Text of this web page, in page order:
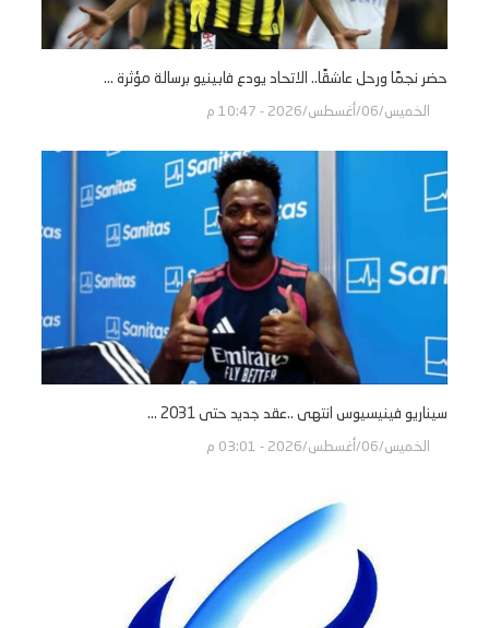
حضر نجمًا ورحل عاشقًا.. الاتحاد يودع فابينيو برسالة مؤثرة ...
الخميس/06/أغسطس/2026 - 10:47 م
سيناريو فينيسيوس انتهى ..عقد جديد حتى 2031 ...
الخميس/06/أغسطس/2026 - 03:01 م